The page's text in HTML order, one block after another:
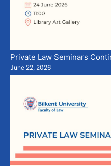
Private Law Seminars
June 22, 2026